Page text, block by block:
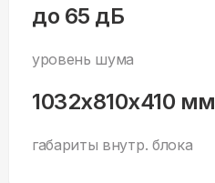
до 65 дБ
уровень шума
1032x810x410 мм
габариты внутр. блока